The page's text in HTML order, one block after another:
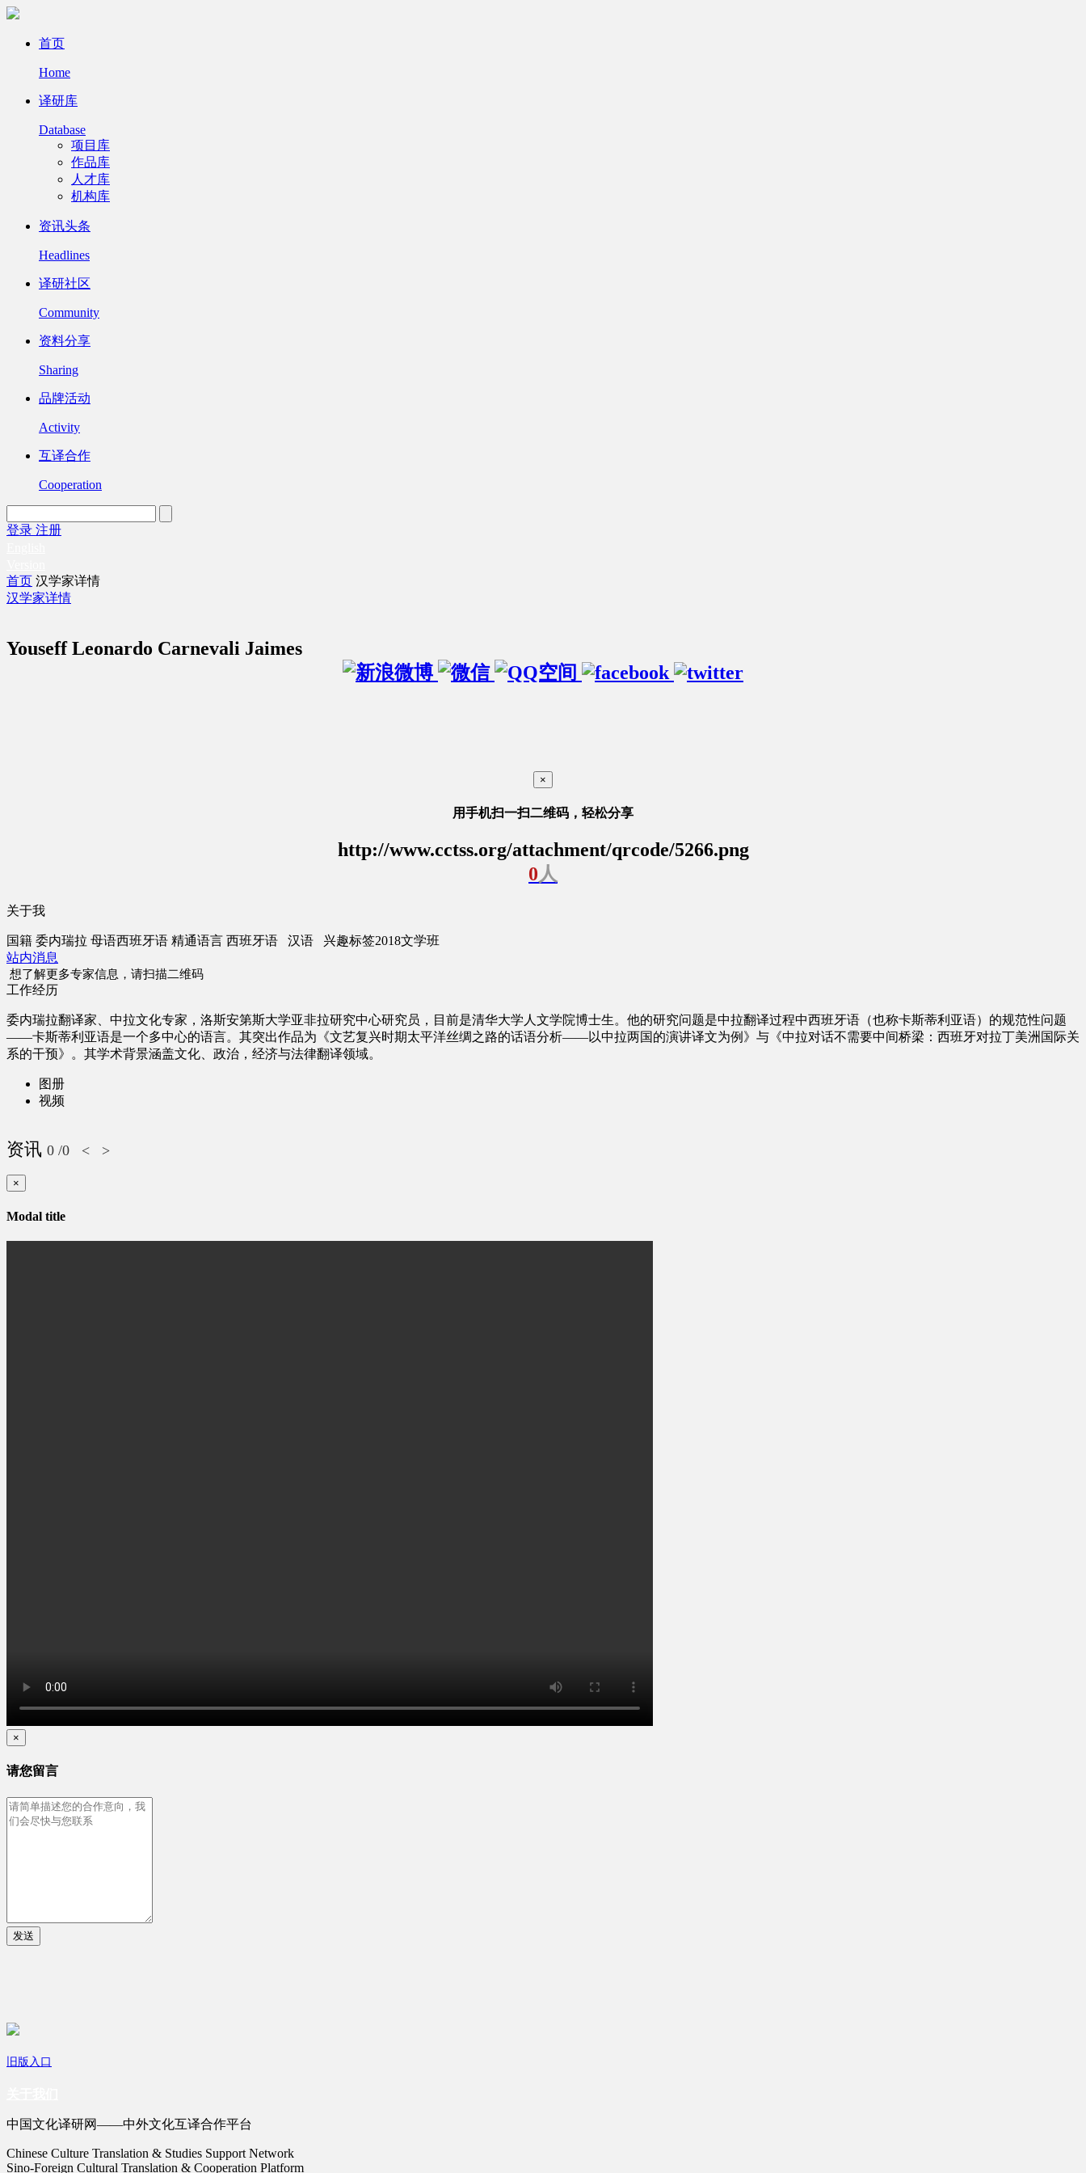
首页
Home
译研库
Database
项目库
作品库
人才库
机构库
资讯头条
Headlines
译研社区
Community
资料分享
Sharing
品牌活动
Activity
互译合作
Cooperation
登录 注册
首页 汉学家详情
汉学家详情
Youseff Leonardo Carnevali Jaimes
×
用手机扫一扫二维码，轻松分享
http://www.cctss.org/attachment/qrcode/5266.png
0人
关于我
国籍 委内瑞拉 母语西班牙语 精通语言 西班牙语 汉语 兴趣标签2018文学班
站内消息
想了解更多专家信息，请扫描二维码
工作经历
委内瑞拉翻译家、中拉文化专家，洛斯安第斯大学亚非拉研究中心研究员，目前是清华大学人文学院博士生。他的研究问题是中拉翻译过程中西班牙语（也称卡斯蒂利亚语）的规范性问题
——卡斯蒂利亚语是一个多中心的语言。其突出作品为《文艺复兴时期太平洋丝绸之路的话语分析——以中拉两国的演讲译文为例》与《中拉对话不需要中间桥梁：西班牙对拉丁美洲国际关
系的干预》。其学术背景涵盖文化、政治，经济与法律翻译领域。
图册
视频
资讯 0 /0 < >
×
Modal title
×
请您留言
发送
旧版入口
中国文化译研网——中外文化互译合作平台
Chinese Culture Translation & Studies Support Network
Sino-Foreign Cultural Translation & Cooperation Platform